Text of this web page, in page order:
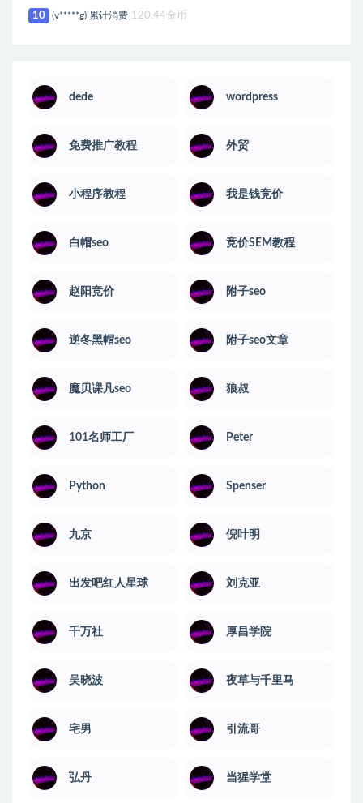
10 (v*****g) 累计消费 120.44金币
dede wordpress
免费推广教程 外贸
小程序教程 我是钱竞价
白帽seo 竞价SEM教程
赵阳竞价 附子seo
逆冬黑帽seo 附子seo文章
魔贝课凡seo 狼叔
101名师工厂 Peter
Python Spenser
九京 倪叶明
出发吧红人星球 刘克亚
千万社 厚昌学院
吴晓波 夜草与千里马
宅男 引流哥
弘丹 当猩学堂